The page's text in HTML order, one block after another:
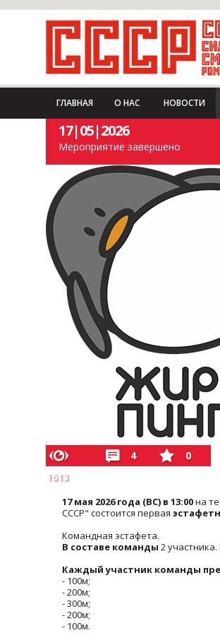
ГЛАВНАЯ О НАС НОВОСТИ
17|05|2026
Мероприятие завершено
1613
4 0
17 мая 2026 года (ВС) в 13:00на
СССР" состоится первая
Командная эстафета.
В составе команды 2
Каждый участник команды
- 100м;
- 200м;
- 300м;
- 200м;
- 100м.